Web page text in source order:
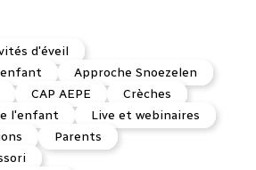
d'éveil
Approche Snoezelen
CAP AEPE
Crèches
l'enfant
Live et webinaires
Parents